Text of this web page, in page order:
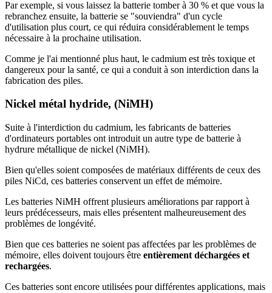
Par exemple, si vous laissez la batterie tomber à 30 % et que vous la
rebranchez ensuite, la batterie se "souviendra" d'un cycle
d'utilisation plus court, ce qui réduira considérablement le temps
nécessaire à la prochaine utilisation.
Comme je l'ai mentionné plus haut, le cadmium est très toxique et
dangereux pour la santé, ce qui a conduit à son interdiction dans la
fabrication des piles.
Nickel métal hydride, (NiMH)
Suite à l'interdiction du cadmium, les fabricants de batteries
d'ordinateurs portables ont introduit un autre type de batterie à
hydrure métallique de nickel (NiMH).
Bien qu'elles soient composées de matériaux différents de ceux des
piles NiCd, ces batteries conservent un effet de mémoire.
Les batteries NiMH offrent plusieurs améliorations par rapport à
leurs prédécesseurs, mais elles présentent malheureusement des
problèmes de longévité.
Bien que ces batteries ne soient pas affectées par les problèmes de
mémoire, elles doivent toujours être entièrement déchargées et
rechargées.
Ces batteries sont encore utilisées pour différentes applications, mais